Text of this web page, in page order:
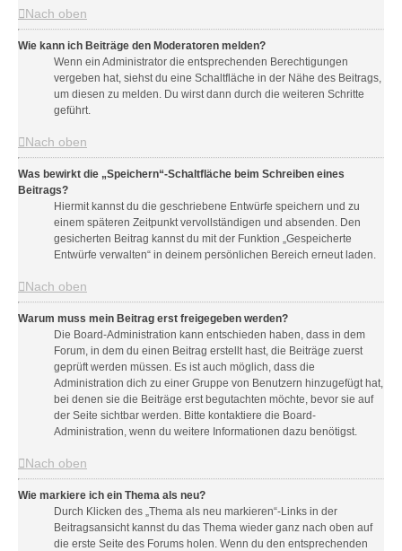
Nach oben
Wie kann ich Beiträge den Moderatoren melden?
Wenn ein Administrator die entsprechenden Berechtigungen
vergeben hat, siehst du eine Schaltfläche in der Nähe des Beitrags,
um diesen zu melden. Du wirst dann durch die weiteren Schritte
geführt.
Nach oben
Was bewirkt die „Speichern“-Schaltfläche beim Schreiben eines
Beitrags?
Hiermit kannst du die geschriebene Entwürfe speichern und zu
einem späteren Zeitpunkt vervollständigen und absenden. Den
gesicherten Beitrag kannst du mit der Funktion „Gespeicherte
Entwürfe verwalten“ in deinem persönlichen Bereich erneut laden.
Nach oben
Warum muss mein Beitrag erst freigegeben werden?
Die Board-Administration kann entschieden haben, dass in dem
Forum, in dem du einen Beitrag erstellt hast, die Beiträge zuerst
geprüft werden müssen. Es ist auch möglich, dass die
Administration dich zu einer Gruppe von Benutzern hinzugefügt hat,
bei denen sie die Beiträge erst begutachten möchte, bevor sie auf
der Seite sichtbar werden. Bitte kontaktiere die Board-
Administration, wenn du weitere Informationen dazu benötigst.
Nach oben
Wie markiere ich ein Thema als neu?
Durch Klicken des „Thema als neu markieren“-Links in der
Beitragsansicht kannst du das Thema wieder ganz nach oben auf
die erste Seite des Forums holen. Wenn du den entsprechenden